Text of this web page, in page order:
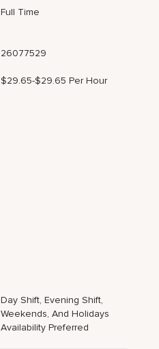
Full Time
26077529
$29.65-$29.65 Per Hour
Day Shift, Evening Shift,
Weekends, And Holidays
Availability Preferred